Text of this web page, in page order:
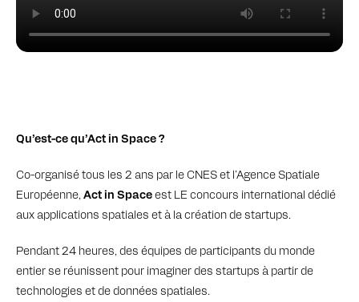
Qu’est-ce qu’Act in Space ?
Co-organisé tous les 2 ans par le CNES et l’Agence Spatiale
Européenne, Act in Spaceest LE concours international dédié
aux applications spatiales et à la création de startups.
Pendant 24 heures, des équipes de participants du monde
entier se réunissent pour imaginer des startups à partir de
technologies et de données spatiales.